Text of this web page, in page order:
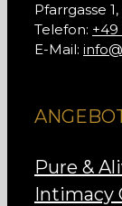
Pfarrgasse
Telefon: +49
E-Mail:
Pure &
Intimacy